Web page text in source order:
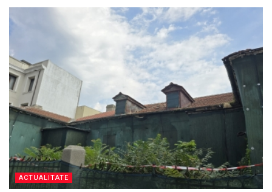
ACTUALITATE